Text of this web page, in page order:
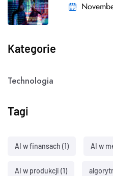
Kategorie
Technologia
Tagi
AI w finansach (1) AI w
AI w produkcji (1)